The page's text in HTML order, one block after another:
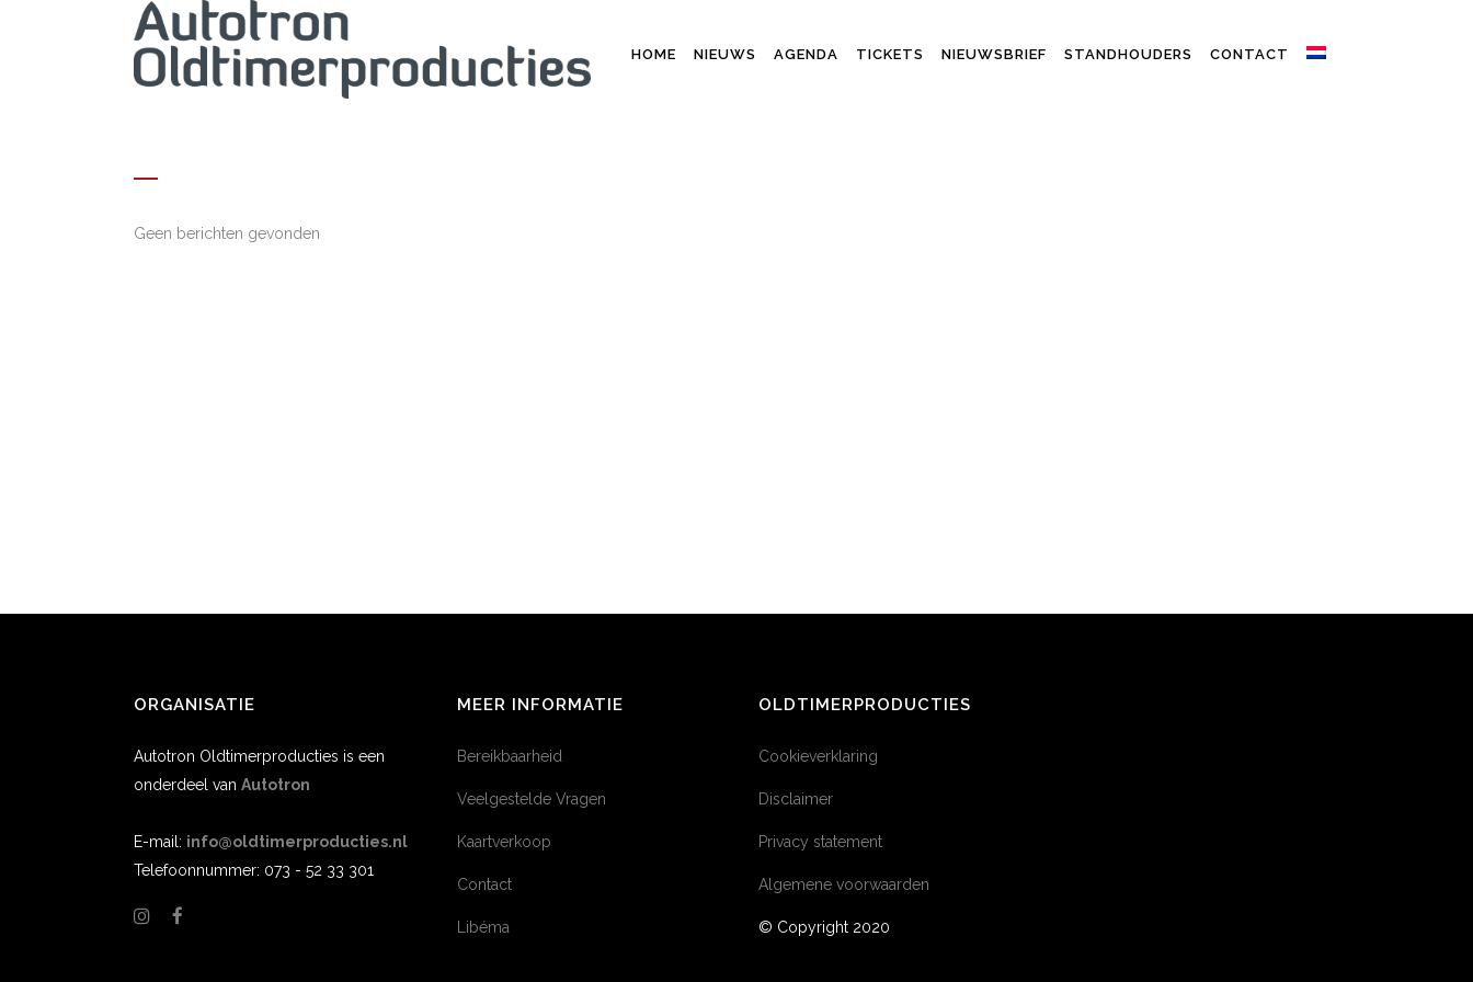
HOME NIEUWS AGENDA TICKETS NIEUWSBRIEF STANDHOUDERS CONTACT
Geen berichten gevonden
ORGANISATIE
Autotron Oldtimerproducties is een
onderdeel van Autotron
E-mail: info@oldtimerproducties.nl
Telefoonnummer: 073 - 52 33 301
MEER INFORMATIE
Bereikbaarheid
Veelgestelde Vragen
Kaartverkoop
Contact
Libéma
OLDTIMERPRODUCTIES
Cookieverklaring
Disclaimer
Privacy statement
Algemene voorwaarden
© Copyright 2020